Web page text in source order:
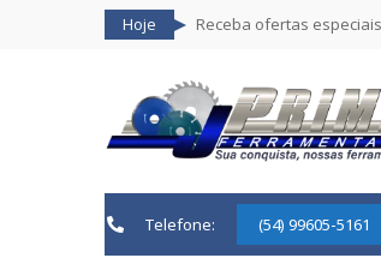
Hoje Receba ofertas
Telefone: (54) 99605-5161